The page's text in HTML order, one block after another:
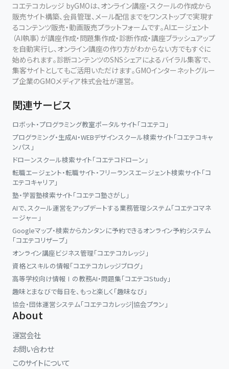
コエテコカレッジ byGMOは、オンライン講座・スクールの作成から
販売サイト構築、会員管理、メール配信までをワンストップで実現す
るコンテンツ販売・動画販売プラットフォームです。AIエージェント
（AI執事）が講座作成・問題集作成・診断作成・講座ブラッシュアップ
を自動実行し、オンライン講座の作り方がわからない方でもすぐに
始められます。診断コンテンツのSNSシェアによるバイラル集客で、
集客サイトとしてもご活用いただけます。GMOインターネットグルー
プ企業のGMOメディア株式会社が運営。
関連サービス
ロボット・プログラミング教室ポータルサイト「コエテコ」
プログラミング・生成AI・WEBデザインスクール検索サイト「コエテコキャ
ンパス」
ドローンスクール検索サイト「コエテコドローン」
転職エージェント・転職サイト・フリーランスエージェント検索サイト「コ
エテコキャリア」
塾・学習塾検索サイト「コエテコ塾さがし」
AIで、スクール運営をアップデートする業務管理システム「コエテコマネ
ージャー」
Googleマップ・検索からカンタンに予約できるオンライン予約システム
「コエテコリザーブ」
オンライン講座ビジネス管理「コエテコカレッジ」
資格とスキルの情報「コエテコカレッジブログ」
高等学校向け情報Ⅰの教務AI・問題集「コエテコStudy」
趣味とまなびで毎日を、もっと楽しく「趣味なび」
協会・団体運営システム「コエテコカレッジ|協会プラン」
About
運営会社
お問い合わせ
このサイトについて